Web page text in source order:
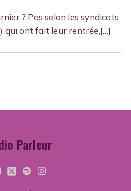
? Pas selon les syndicats
qui ont fait leur rentrée,[…]
Parleur